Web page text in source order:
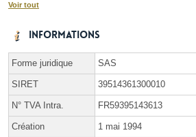
Voir tout
Informations
Forme juridique SAS
SIRET 39514361300010
N° TVA Intra. FR59395143613
Création 1 mai 1994